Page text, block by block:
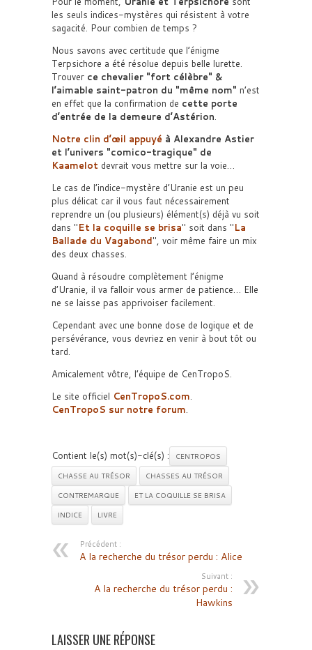
les seuls indices-mystères qui résistent à votre
sagacité. Pour combien de temps ?
Nous savons avec certitude que l’énigme
Terpsichore a été résolue depuis belle lurette.
Trouver ce chevalier fort célèbre
&
l’aimable saint-patron du
même nom
n’est
en effet que la confirmation de cette porte
d’entrée de la demeure d’Astérion.
Notre clin d’œil appuyé à Alexandre Astier
et l’univers
comico-tragique
de
Kaamelot devrait vous mettre sur la voie…
Le cas de l’indice-mystère d’Uranie est un peu
plus délicat car il vous faut nécessairement
reprendre un (ou plusieurs) élément(s) déjà vu soit
dans
Et la coquille se brisa soit dans
La
Ballade du Vagabond , voir même faire un mix
des deux chasses.
Quand à résoudre complètement l’énigme
d’Uranie, il va falloir vous armer de patience… Elle
ne se laisse pas apprivoiser facilement.
Cependant avec une bonne dose de logique et de
persévérance, vous devriez en venir à bout tôt ou
tard.
Amicalement vôtre, l’équipe de CenTropoS.
Le site officiel CenTropoS.com.
CenTropoS sur notre forum.
Contient le(s) mot(s)-clé(s) :
CENTROPOS
CHASSE AU TRÉSOR
CHASSES AU TRÉSOR
CONTREMARQUE
ET LA COQUILLE SE BRISA
INDICE
LIVRE
Précédent :
A la recherche du trésor perdu : Alice
Suivant :
A la recherche du trésor perdu :
Hawkins
LAISSER UNE RÉPONSE